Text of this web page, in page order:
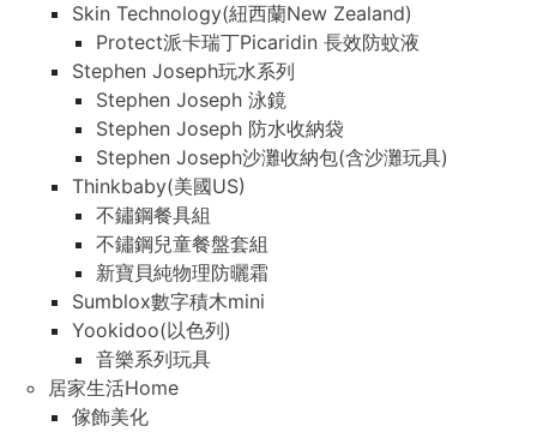
Skin Technology(紐西蘭New Zealand)
Protect派卡瑞丁Picaridin 長效防蚊液
Stephen Joseph玩水系列
Stephen Joseph 泳鏡
Stephen Joseph 防水收納袋
Stephen Joseph沙灘收納包(含沙灘玩具)
Thinkbaby(美國US)
不鏽鋼餐具組
不鏽鋼兒童餐盤套組
新寶貝純物理防曬霜
Sumblox數字積木mini
Yookidoo(以色列)
音樂系列玩具
居家生活Home
傢飾美化